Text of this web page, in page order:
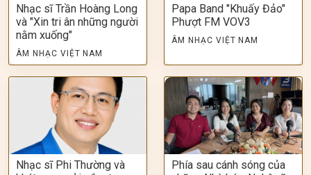
Nhạc sĩ Trần Hoàng Long
và "Xin tri ân những người
nằm xuống"
ÂM NHẠC VIỆT NAM
Papa Band "Khuấy Đảo"
Phượt FM VOV3
ÂM NHẠC VIỆT NAM
Nhạc sĩ Phi Thường và
Phía sau cánh sóng của